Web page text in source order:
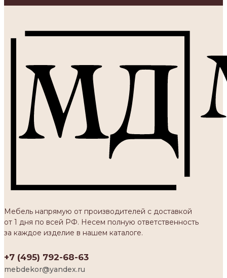
Мебель напрямую от производителей с доставкой
от 1 дня по всей РФ. Несем полную ответственность
за каждое изделие в нашем каталоге.
+7 (495) 792-68-63
mebdekor@yandex.ru